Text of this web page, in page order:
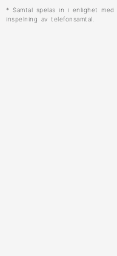
* Samtal spelas in i enlighet med
inspelning av telefonsamtal.